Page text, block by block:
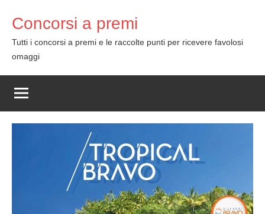
content
Concorsi a premi
Tutti i concorsi a premi e le raccolte punti per ricevere favolosi
omaggi